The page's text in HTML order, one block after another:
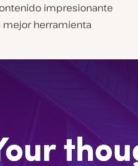
impresionante
mejor herramienta